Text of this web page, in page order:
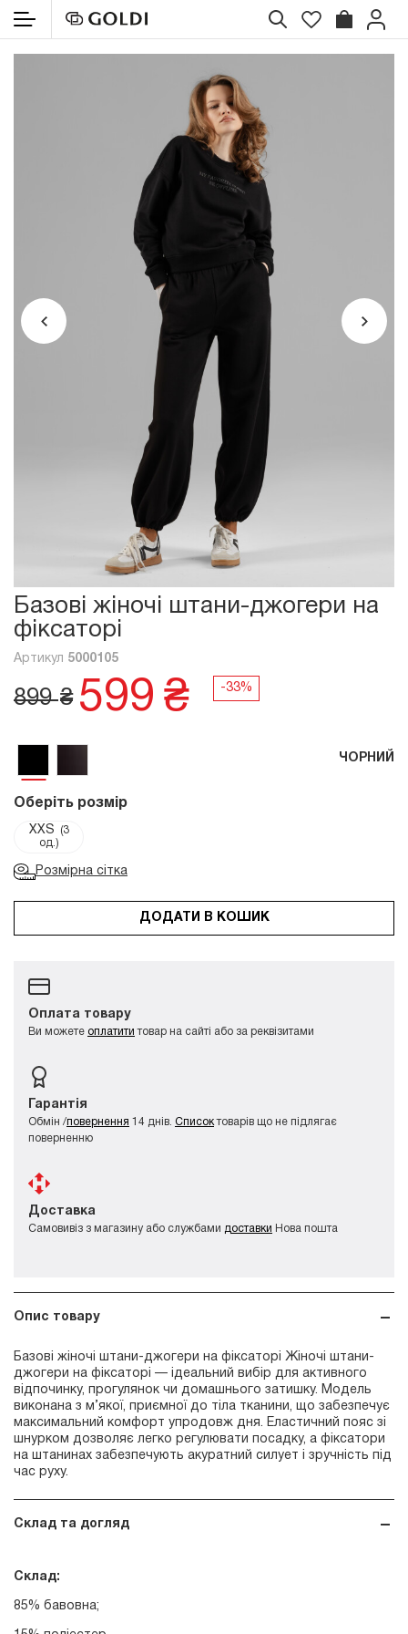
Базові жіночі штани-джогери на
фіксаторі
Артикул 5000105
899₴ 599 ₴
ЧОРНИЙ
Оберіть розмір
XXS
(3
од.)
Розмірна сітка
ДОДАТИ В КОШИК
Оплата товару
Ви можете оплатити товар на сайті або за реквізитами
Гарантія
Обмін /повернення 14 днів. Списоктоварів що не підлягає
поверненню
Доставка
Самовивіз з магазину або службами доставки Нова пошта
Опис товару
Базові жіночі штани-джогери на фіксаторі Жіночі штани-
джогери на фіксаторі — ідеальний вибір для активного
відпочинку, прогулянок чи домашнього затишку. Модель
виконана з м’якої, приємної до тіла тканини, що забезпечує
максимальний комфорт упродовж дня. Еластичний пояс зі
шнурком дозволяє легко регулювати посадку, а фіксатори
на штанинах забезпечують акуратний силует і зручність під
час руху.
Склад та догляд
Склад:
85% бавовна;